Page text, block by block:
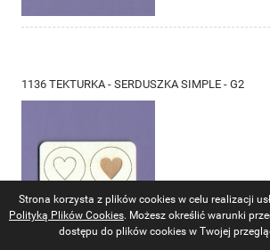
Strona korzysta z plików cookies w celu realizacji
Polityką Plików Cookies. Możesz określić warunki
dostępu do plików cookies w Twojej
1136 TEKTURKA - SERDUSZKA SIMPLE - G2